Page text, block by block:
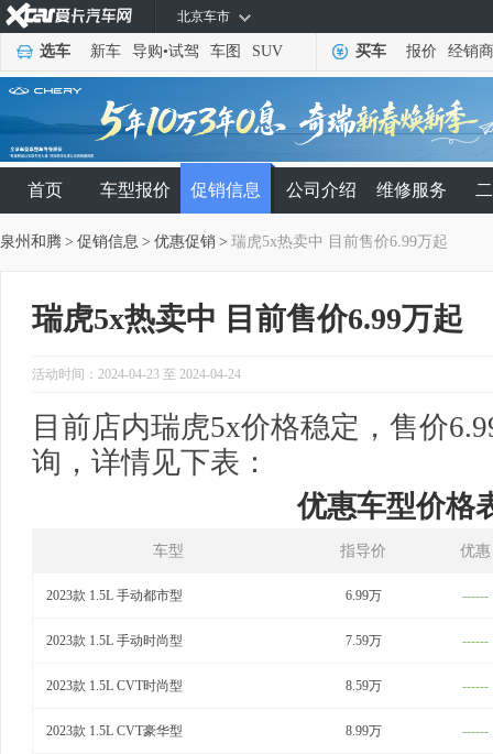
北京车市
选车 新车 导购•试驾 车图 SUV 买车 报价 经销商
首页 车型报价 促销信息 公司介绍 维修服务
泉州和腾 > 促销信息 > 优惠促销 > 瑞虎5x热卖中 目前售价6.99万起
瑞虎5x热卖中 目前售价6.99万起
活动时间：2024-04-23 至 2024-04-24
目前店内瑞虎5x价格稳定，售价
询，详情见下表：
优惠车型价格
车型 指导价 优惠
2023款 1.5L 手动都市型 6.99万 ------
2023款 1.5L 手动时尚型 7.59万 ------
2023款 1.5L CVT时尚型 8.59万 ------
2023款 1.5L CVT豪华型 8.99万 ------